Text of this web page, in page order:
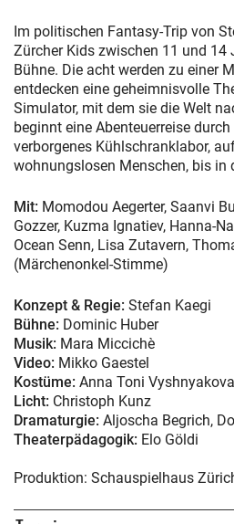
Im politischen Fantasy-Trip von
Zürcher Kids zwischen 11 und 14
Bühne. Die acht werden zu einer
entdecken eine geheimnisvolle
Simulator, mit dem sie die Welt
beginnt eine Abenteuerreise
verborgenes Kühlschranklabor,
wohnungslosen Menschen, bis in
Mit: Momodou Aegerter, Saanvi
Gozzer, Kuzma Ignatiev, Hanna-
Ocean Senn, Lisa Zutavern,
(Märchenonkel-Stimme)
Konzept & Regie: Stefan Kaegi
Bühne: Dominic Huber
Musik: Mara Miccichè
Video: Mikko Gaestel
Kostüme: Anna Toni Vyshnyakova
Licht: Christoph Kunz
Dramaturgie: Aljoscha Begrich,
Theaterpädagogik: Elo Göldi
Produktion: Schauspielhaus